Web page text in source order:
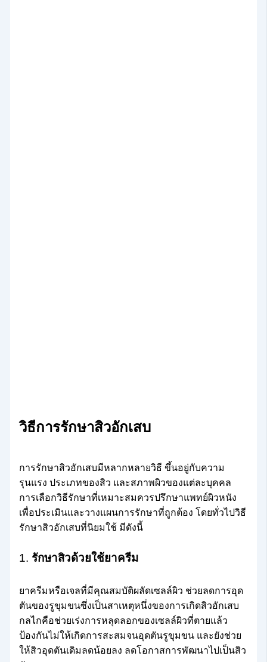
วิธีการรักษาสิวอักเสบ
การรักษาสิวอักเสบมีหลากหลายวิธี ขึ้นอยู่กับความ
รุนแรง ประเภทของสิว และสภาพผิวของแต่ละบุคคล
การเลือกวิธีรักษาที่เหมาะสมควรปรึกษาแพทย์ผิวหนัง
เพื่อประเมินและวางแผนการรักษาที่ถูกต้อง โดยทั่วไปวิธี
รักษาสิวอักเสบที่นิยมใช้ มีดังนี้
1. รักษาสิวด้วยใช้ยาครีม
ยาครีมหรือเจลที่มีคุณสมบัติผลัดเซลล์ผิว ช่วยลดการอุด
ตันของรูขุมขนซึ่งเป็นสาเหตุหนึ่งของการเกิดสิวอักเสบ
กลไกคือช่วยเร่งการหลุดลอกของเซลล์ผิวที่ตายแล้ว
ป้องกันไม่ให้เกิดการสะสมจนอุดตันรูขุมขน และยังช่วย
ให้สิวอุดตันเดิมลดน้อยลง ลดโอกาสการพัฒนาไปเป็นสิว